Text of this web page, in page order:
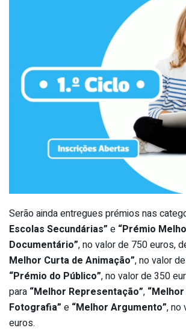
Serão ainda entregues prémios nas
Escolas Secundárias” e “Prémio
Documentário”, no valor de 750 euros,
Melhor Curta de Animação”, no valor
“Prémio do Público”, no valor de 350
para “Melhor Representação”,
Fotografia” e “Melhor Argumento”, no
euros.